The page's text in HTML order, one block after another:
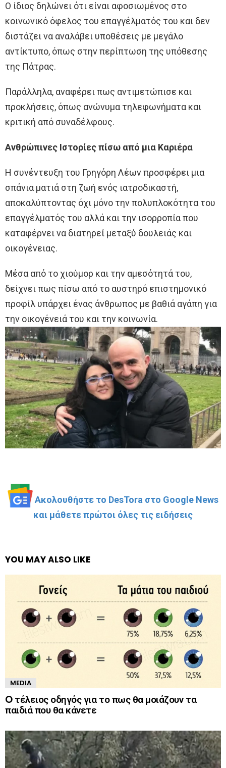
Ο ίδιος δηλώνει ότι είναι αφοσιωμένος στο
κοινωνικό όφελος του επαγγέλματός του και δεν
διστάζει να αναλάβει υποθέσεις με μεγάλο
αντίκτυπο, όπως στην περίπτωση της υπόθεσης
της Πάτρας.
Παράλληλα, αναφέρει πως αντιμετώπισε και
προκλήσεις, όπως ανώνυμα τηλεφωνήματα και
κριτική από συναδέλφους.
Ανθρώπινες Ιστορίες πίσω από μια Καριέρα
Η συνέντευξη του Γρηγόρη Λέων προσφέρει μια
σπάνια ματιά στη ζωή ενός ιατροδικαστή,
αποκαλύπτοντας όχι μόνο την πολυπλοκότητα του
επαγγέλματός του αλλά και την ισορροπία που
καταφέρνει να διατηρεί μεταξύ δουλειάς και
οικογένειας.
Μέσα από το χιούμορ και την αμεσότητά του,
δείχνει πως πίσω από το αυστηρό επιστημονικό
προφίλ υπάρχει ένας άνθρωπος με βαθιά αγάπη για
την οικογένειά του και την κοινωνία.
Ακολουθήστε το DesTora στο Google News
και μάθετε πρώτοι όλες τις ειδήσεις
YOU MAY ALSO LIKE
MEDIA
O τέλειος οδηγός για το πως θα μοιάζουν τα
παιδιά που θα κάνετε